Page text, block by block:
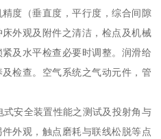
度（垂直度，平行度，综合间隙
外观及附件之清洁，检点及机械
及水平检查必要时调整。润滑给
检查。空气系统之气动元件，管
式安全装置性能之测试及投射角与
外观，触点磨耗与联线松脱等点